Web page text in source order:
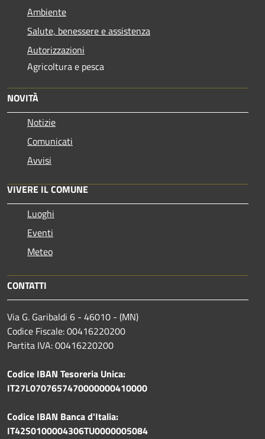
Ambiente
Salute, benessere e assistenza
Autorizzazioni
Agricoltura e pesca
NOVITÀ
Notizie
Comunicati
Avvisi
VIVERE IL COMUNE
Luoghi
Eventi
Meteo
CONTATTI
Via G. Garibaldi 6 - 46010 - (MN)
Codice Fiscale: 00416220200
Partita IVA: 00416220200
Codice IBAN Tesoreria Unica:
IT27L0707657470000000410000
Codice IBAN Banca d'Italia:
IT42S0100004306TU0000005084